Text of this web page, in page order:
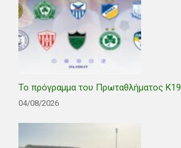
Το πρόγραμμα του Πρωταθλήματος Κ19
04/08/2026